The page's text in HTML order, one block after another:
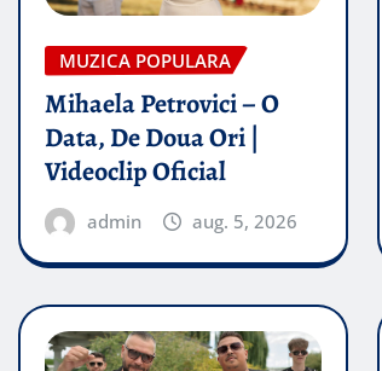
MUZICA POPULARA
Mihaela Petrovici – O
Data, De Doua Ori |
Videoclip Oficial
admin aug. 5, 2026